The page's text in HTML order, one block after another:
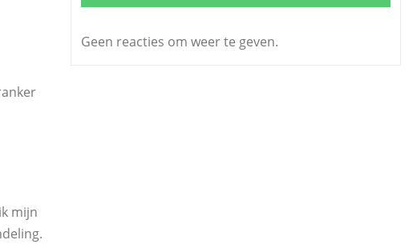
mijn
Geen reacties om weer te geven.